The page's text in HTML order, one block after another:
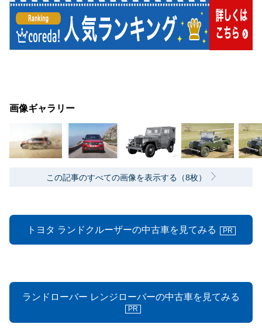
画像ギャラリー
この記事のすべての画像を表示する（8枚）
トヨタ ランドクルーザーの中古車を見てみる PR
ランドローバー レンジローバーの中古車を見てみる
PR